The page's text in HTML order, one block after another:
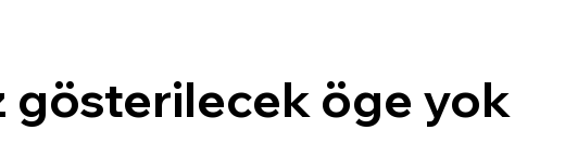
gösterilecek öge yok